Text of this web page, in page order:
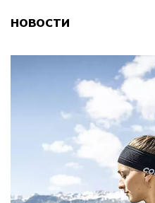
НОВОСТИ